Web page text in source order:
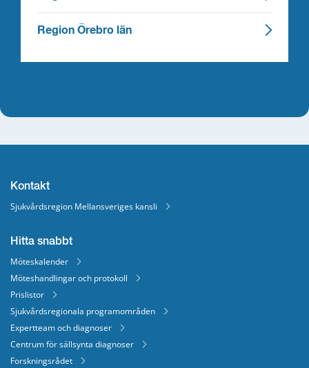
Region Örebro län
Kontakt
Sjukvårdsregion Mellansveriges kansli
Hitta snabbt
Möteskalender
Möteshandlingar och protokoll
Prislistor
Sjukvårdsregionala programområden
Expertteam och diagnoser
Centrum för sällsynta diagnoser
Forskningsrådet